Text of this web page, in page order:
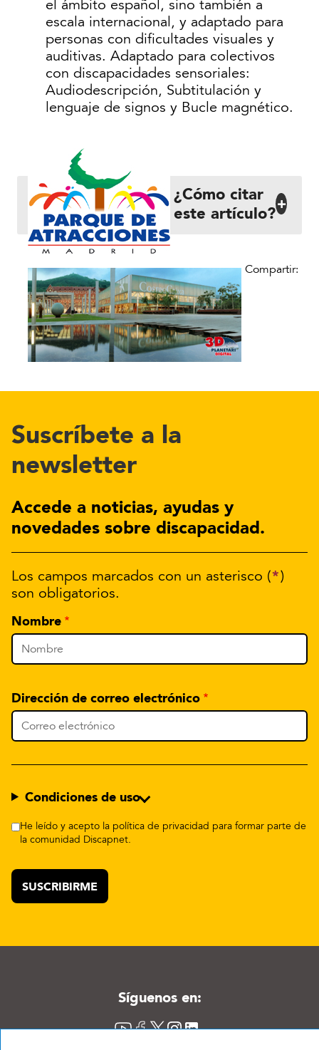
el ámbito español, sino también a
escala internacional, y adaptado para
personas con dificultades visuales y
auditivas. Adaptado para colectivos
con discapacidades sensoriales:
Audiodescripción, Subtitulación y
lenguaje de signos y Bucle magnético.
¿Cómo citar
este artículo?+
Suscríbete a la
newsletter
Accede a noticias, ayudas y
novedades sobre discapacidad.
Los campos marcados con un asterisco (*)
son obligatorios.
Nombre
Dirección de correo electrónico
Condiciones de uso
He leído y acepto la política de privacidad para formar parte de
la comunidad Discapnet.
Síguenos en: